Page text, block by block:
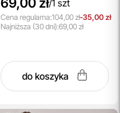
/1 szt
Cena regularna:104,00 zł-35,00 zł
Najniższa (30 dni):69,00 zł
do koszyka